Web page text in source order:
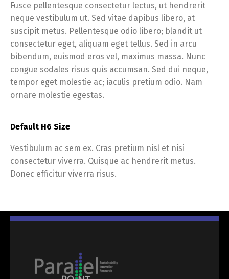
Fusce pellentesque consectetur lectus, ut hendrerit
neque vestibulum ut. Sed vitae dapibus libero, at
suscipit metus. Pellentesque odio libero; blandit ut
consectetur eget, aliquam eget tellus. Sed in arcu
bibendum, euismod eros vel, maximus massa. Nunc
congue sodales risus quis accumsan. Sed dui neque,
tempor eget molestie ac; iaculis pretium odio. Nam
ornare molestie egestas.
Default H6 Size
Vestibulum ac sem ex. Cras pretium nisl et nisi
consectetur viverra. Quisque ac hendrerit metus.
Donec efficitur viverra risus.